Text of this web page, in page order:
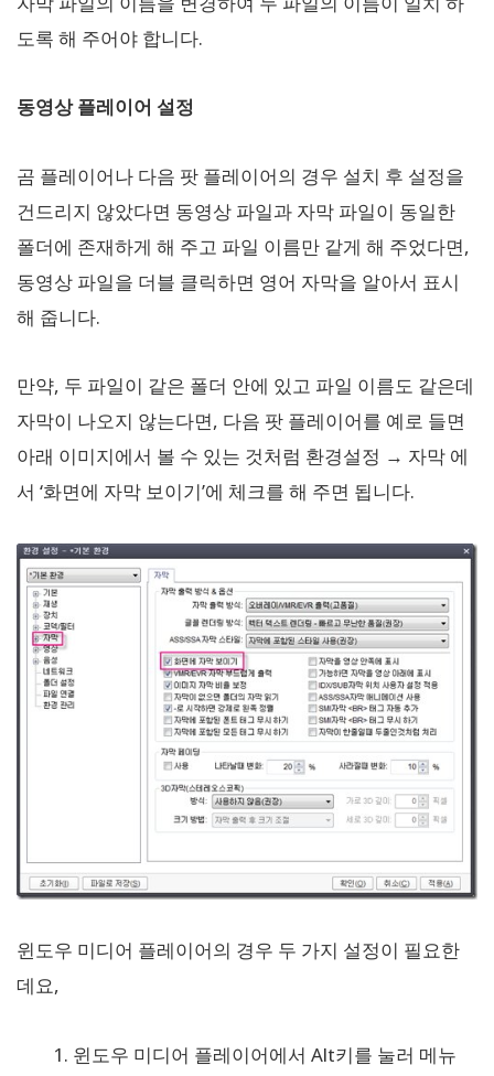
도록 해 주어야 합니다.
동영상 플레이어 설정
곰 플레이어나 다음 팟 플레이어의 경우 설치 후 설정을
건드리지 않았다면 동영상 파일과 자막 파일이 동일한
폴더에 존재하게 해 주고 파일 이름만 같게 해 주었다면,
동영상 파일을 더블 클릭하면 영어 자막을 알아서 표시
해 줍니다.
만약, 두 파일이 같은 폴더 안에 있고 파일 이름도 같은데
자막이 나오지 않는다면, 다음 팟 플레이어를 예로 들면
아래 이미지에서 볼 수 있는 것처럼 환경설정 → 자막 에
서 ‘화면에 자막 보이기’에 체크를 해 주면 됩니다.
윈도우 미디어 플레이어의 경우 두 가지 설정이 필요한
데요,
윈도우 미디어 플레이어에서 Alt키를 눌러 메뉴